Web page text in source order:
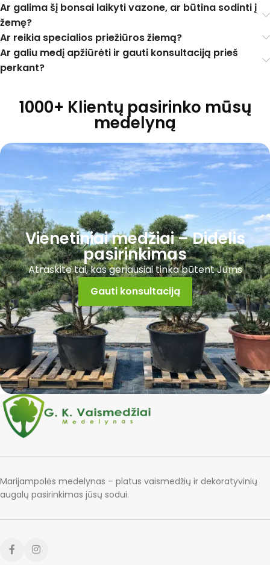
Ar galima šį bonsai laikyti vazone, ar būtina sodinti į
žemę?
Ar reikia specialios priežiūros žiemą?
Ar galiu medį apžiūrėti ir gauti konsultaciją prieš
perkant?
1000+ Klientų pasirinko mūsų
medelyną
Vienetiniai medžiai – Didelis
pasirinkimas
Atraskite tai, kas geriausiai tinka būtent Jums
Gauti konsultaciją
Marijampolės medelynas – platus vaismedžių ir dekoratyvinių
augalų pasirinkimas jūsų sodui.